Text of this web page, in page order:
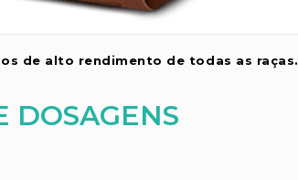
de alto rendimento de todas as raças.
DOSAGENS